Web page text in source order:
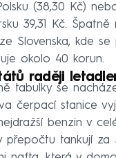
(38,30 Kč)
39,31 Kč. Špatně
Slovenska, kde se
okolo 40 korun.
raději
tabulky se
čerpací stanice
benzin v
přepočtu tankují za